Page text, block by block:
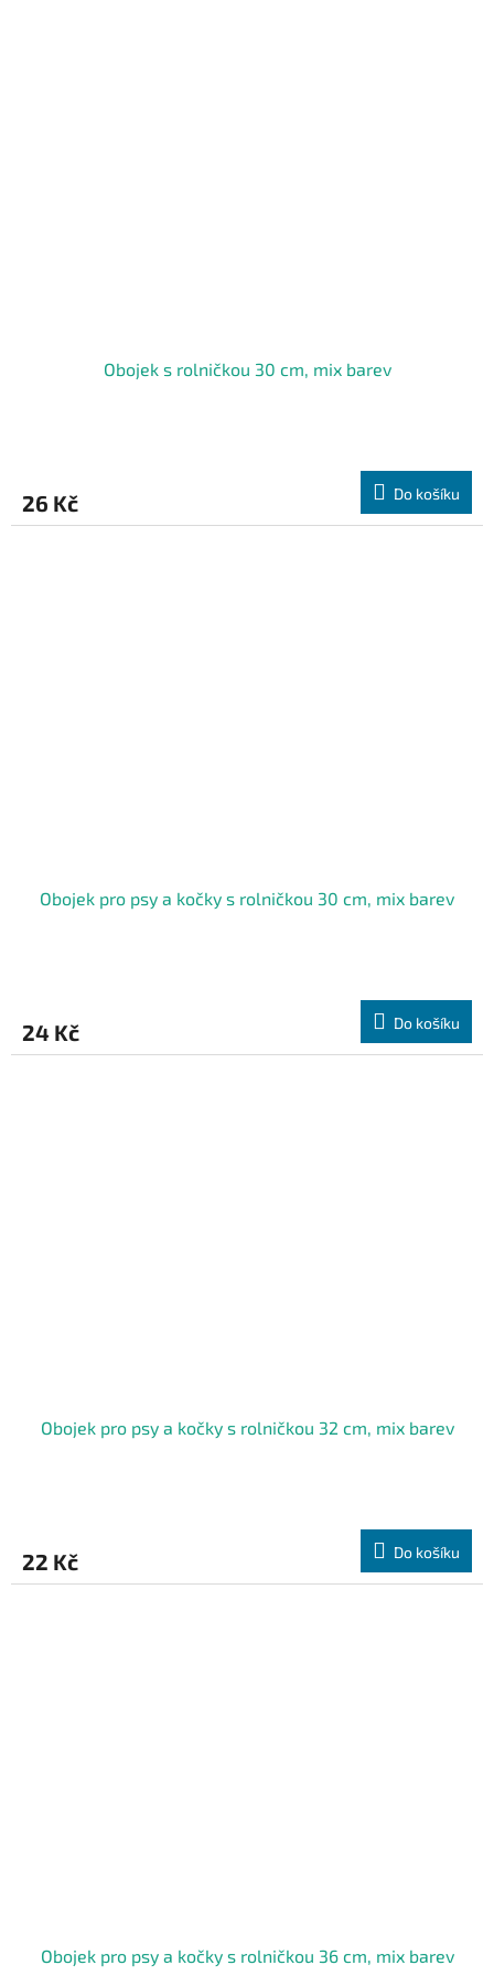
Obojek s rolničkou 30 cm, mix barev
26 Kč Do košíku
Obojek pro psy a kočky s rolničkou 30 cm, mix barev
24 Kč Do košíku
Obojek pro psy a kočky s rolničkou 32 cm, mix barev
22 Kč Do košíku
Obojek pro psy a kočky s rolničkou 36 cm, mix barev